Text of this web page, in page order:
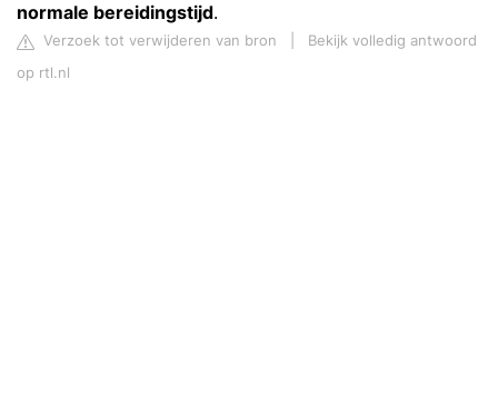
normale bereidingstijd.
Verzoek tot verwijderen van bron
Bekijk volledig antwoord
op rtl.nl